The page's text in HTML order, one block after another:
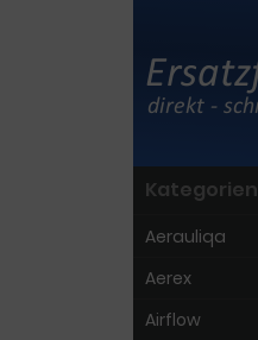
Kategorien
Aerauliqa
Aerex
Airflow